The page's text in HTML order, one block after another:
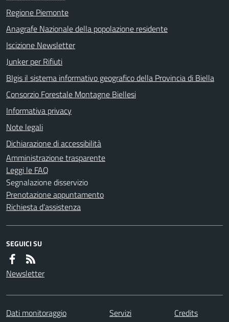
Regione Piemonte
Anagrafe Nazionale della popolazione residente
Iscizione Newsletter
Junker per Rifiuti
BIgis il sistema informativo geografico della Provincia di Biella
Consorzio Forestale Montagne Biellesi
Informativa privacy
Note legali
Dichiarazione di accessibilità
Amministrazione trasparente
Leggi le FAQ
Segnalazione disservizio
Prenotazione appuntamento
Richiesta d'assistenza
SEGUICI SU
Newsletter
Dati monitoraggio Servizi
Credits